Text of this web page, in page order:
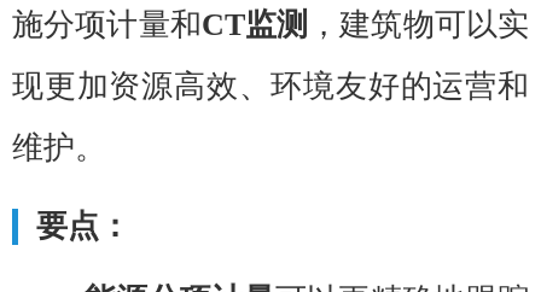
施分项计量和CT监测 ，建筑物可以实
现更加资源高效、环境友好的运营和
维护。
要点：